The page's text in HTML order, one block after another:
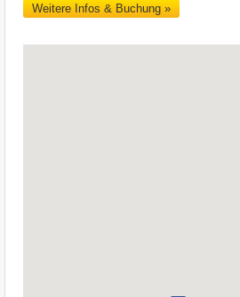
Weitere Infos & Buchung »